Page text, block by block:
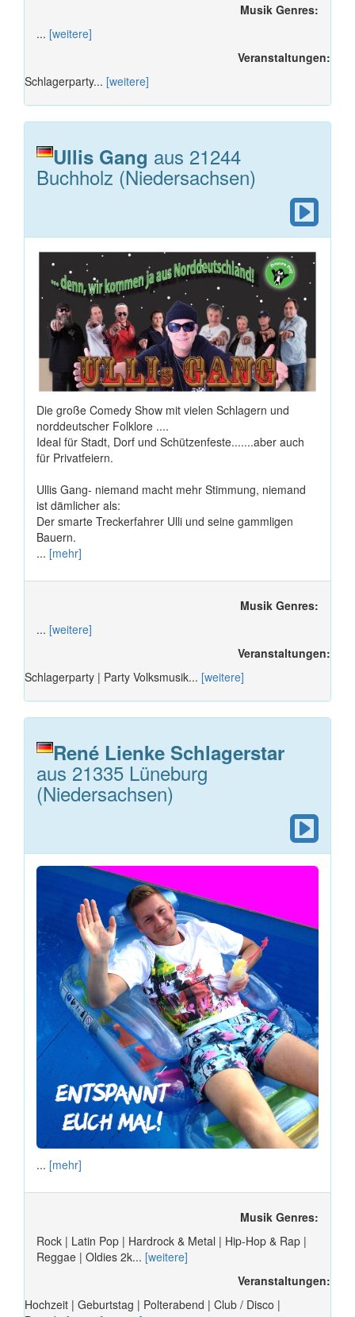
Musik Genres:
... [weitere]
Veranstaltungen:
Schlagerparty... [weitere]
Ullis Gang aus 21244
Buchholz (Niedersachsen)
Die große Comedy Show mit vielen Schlagern und
norddeutscher Folklore ....
Ideal für Stadt, Dorf und Schützenfeste.......aber auch
für Privatfeiern.
Ullis Gang- niemand macht mehr Stimmung, niemand
ist dämlicher als:
Der smarte Treckerfahrer Ulli und seine gammligen
Bauern.
... [mehr]
Musik Genres:
... [weitere]
Veranstaltungen:
Schlagerparty | Party Volksmusik... [weitere]
René Lienke Schlagerstar
aus 21335 Lüneburg
(Niedersachsen)
... [mehr]
Musik Genres:
Rock | Latin Pop | Hardrock & Metal | Hip-Hop & Rap |
Reggae | Oldies 2k... [weitere]
Veranstaltungen:
Hochzeit | Geburtstag | Polterabend | Club / Disco |